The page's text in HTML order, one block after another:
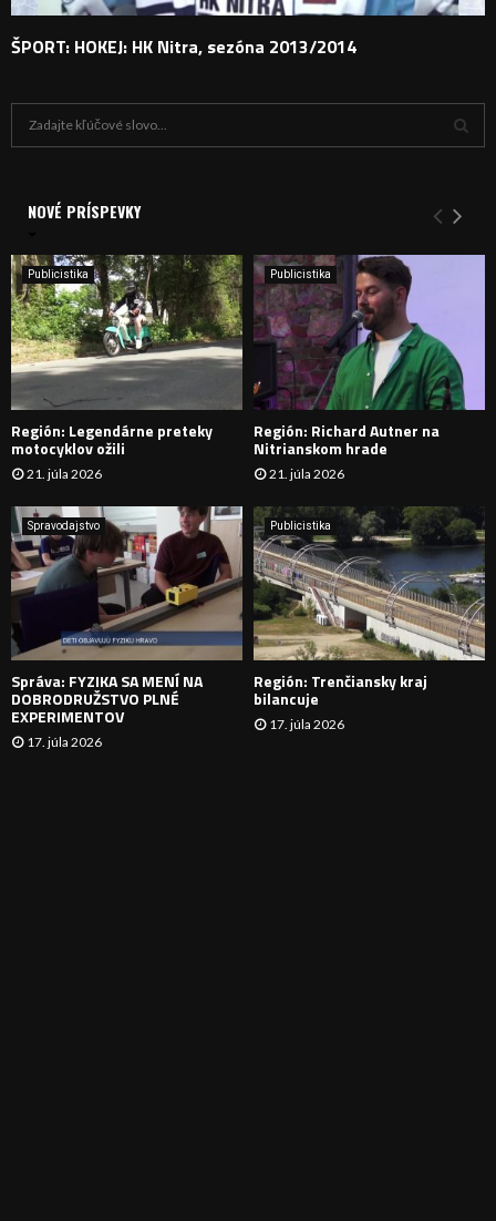
ŠPORT: HOKEJ: HK Nitra, sezóna 2013/2014
i
e
:
Y
H
D
A
N
I
E
NOVÉ PRÍSPEVKY
Publicistika
Región: Legendárne preteky
motocyklov ožili
21. júla 2026
Publicistika
Región: Richard Autner na
Nitrianskom hrade
21. júla 2026
Spravodajstvo
Správa: FYZIKA SA MENÍ NA
DOBRODRUŽSTVO PLNÉ
EXPERIMENTOV
17. júla 2026
Publicistika
Región: Trenčiansky kraj
bilancuje
17. júla 2026